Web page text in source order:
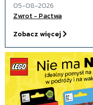
05-08-2026
Zwrot - Pactwa
Zobacz więcej